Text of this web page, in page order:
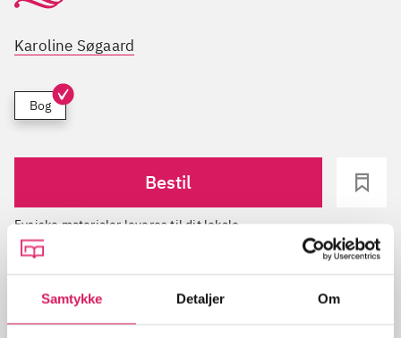
Samtykke Detaljer Om
Karoline Søgaard
Bog
Bestil
Fysiske materialer leveres til dit lokale
bibliotek